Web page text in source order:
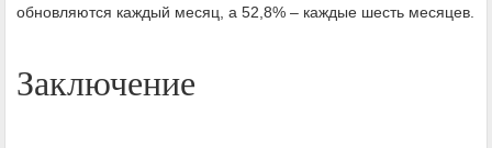
обновляются каждый месяц, а 52,8% – каждые шесть месяцев.
Заключение